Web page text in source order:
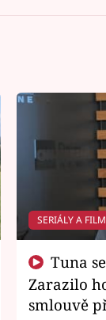
SERIÁLY A
Zarazilo
smlouvě